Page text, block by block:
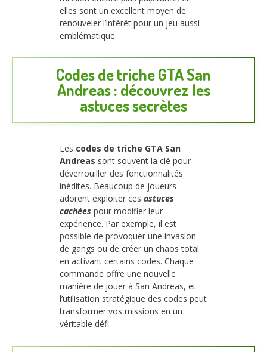
elles sont un excellent moyen de
renouveler l’intérêt pour un jeu aussi
emblématique.
Codes de triche GTA San
Andreas : découvrez les
astuces secrètes
Les codes de triche GTA San
Andreas sont souvent la clé pour
déverrouiller des fonctionnalités
inédites. Beaucoup de joueurs
adorent exploiter ces astuces
cachées pour modifier leur
expérience. Par exemple, il est
possible de provoquer une invasion
de gangs ou de créer un chaos total
en activant certains codes. Chaque
commande offre une nouvelle
manière de jouer à San Andreas, et
l’utilisation stratégique des codes peut
transformer vos missions en un
véritable défi.